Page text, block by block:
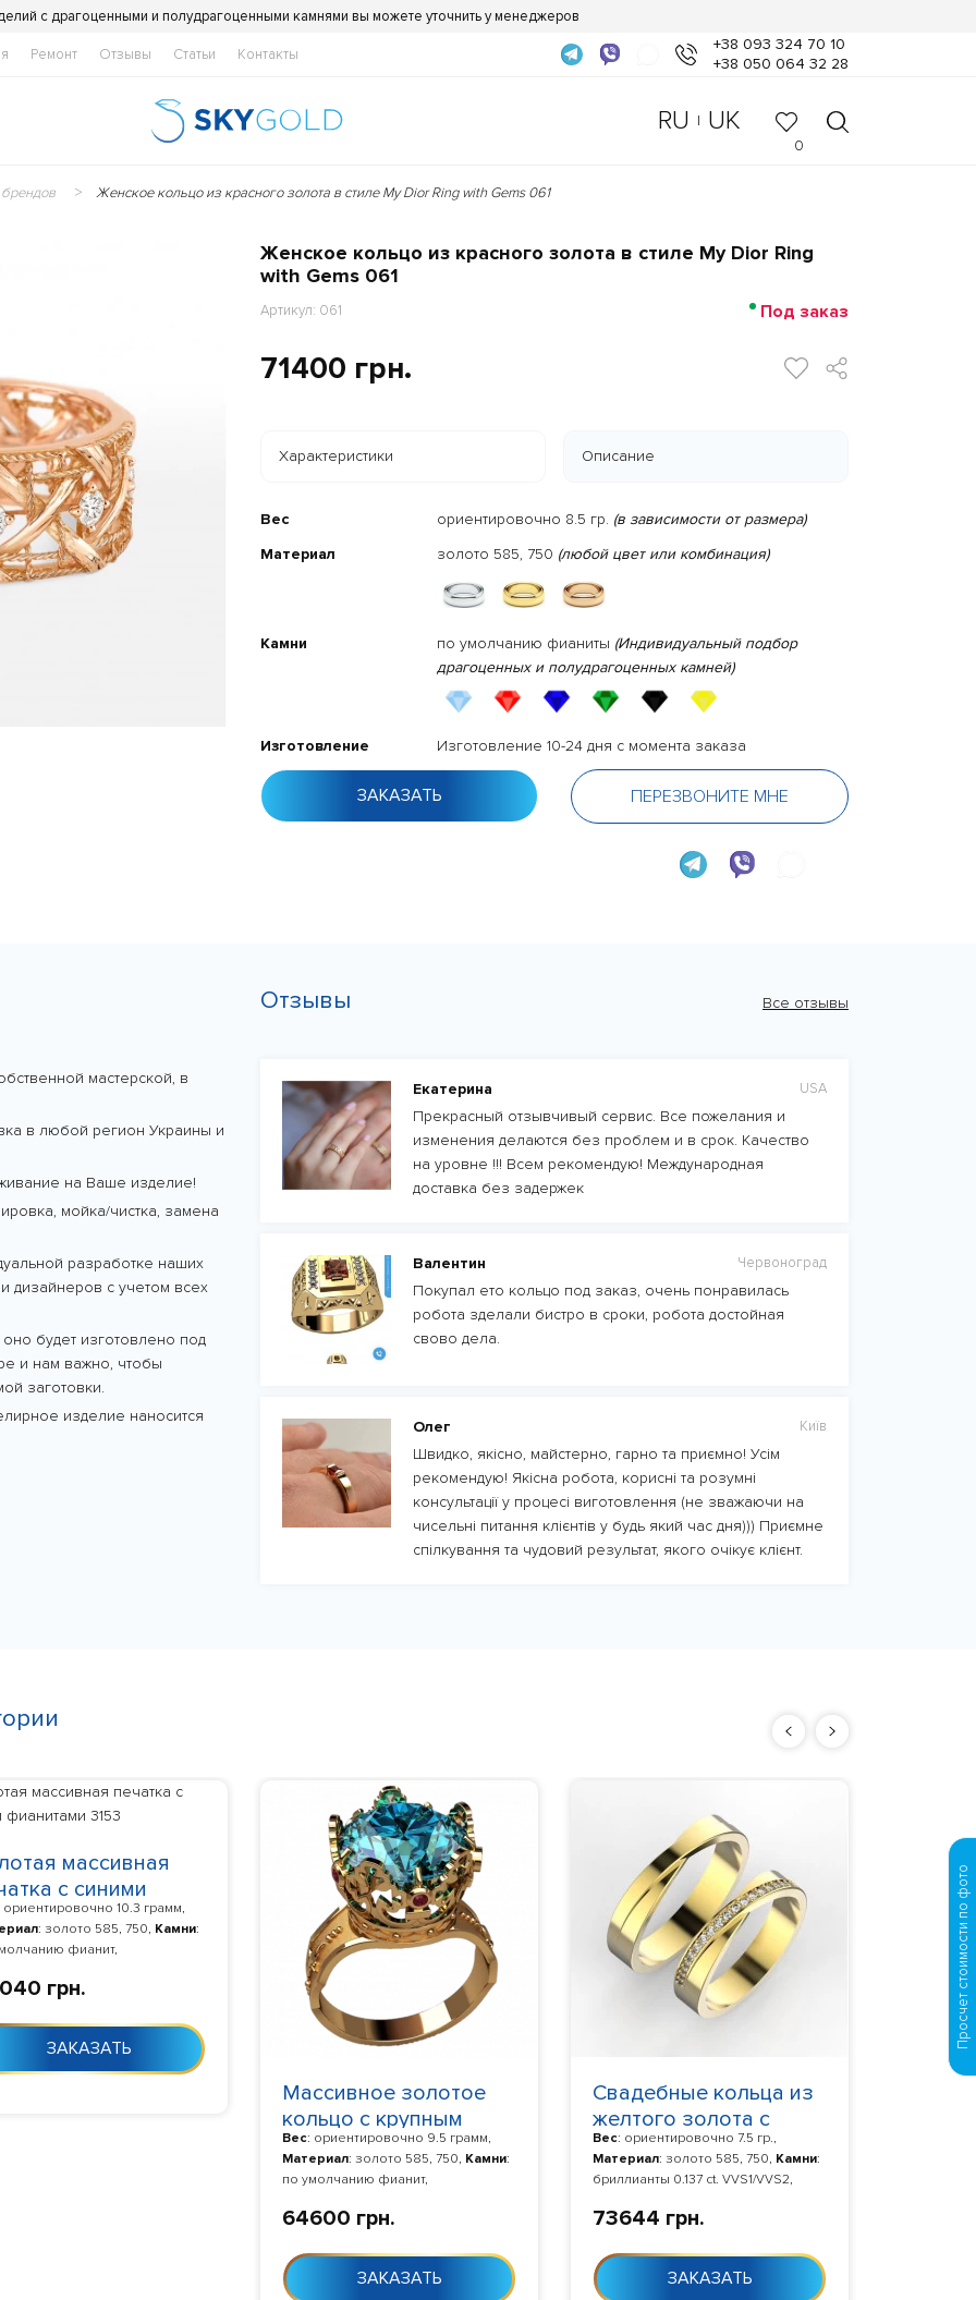
с драгоценными и полудрагоценными камнями вы можете уточнить у менеджеров
Ремонт Отзывы Статьи Контакты
+38 093 324 70 10
+38 050 064 32 28
RU | UK
0
Женское кольцо из красного золота в стиле My Dior Ring with Gems 061
Женское кольцо из красного золота в стиле My Dior Ring
with Gems 061
Артикул: 061 Под заказ
71400 грн.
Характеристики Описание
Вес ориентировочно 8.5 гр. (в зависимости от размера)
Материал
золото 585, 750 (любой цвет или комбинация)
Камни по умолчанию фианиты (Индивидуальный подбор
драгоценных и полудрагоценных камней)
Изготовление Изготовление 10-24 дня с момента заказа
ЗАКАЗАТЬ ПЕРЕЗВОНИТЕ МНЕ
мастерской, в
в любой регион Украины и
на Ваше изделие!
мойка/чистка, замена
разработке наших
дизайнеров с учетом всех
будет изготовлено под
и нам важно, чтобы
заготовки.
изделие наносится
Отзывы Все отзывы
Екатерина USA
Прекрасный отзывчивый сервис. Все пожелания и
изменения делаются без проблем и в срок. Качество
на уровне !!! Всем рекомендую! Международная
доставка без задержек
Валентин Червоноград
Покупал ето кольцо под заказ, очень понравилась
робота зделали бистро в сроки, робота достойная
свово дела.
Олег Київ
Швидко, якісно, майстерно, гарно та приємно! Усім
рекомендую! Якісна робота, корисні та розумні
консультації у процесі виготовлення (не зважаючи на
чисельні питання клієнтів у будь який час дня))) Приємне
спілкування та чудовий результат, якого очікує клієнт.
массивная
с синими
3153
ориентировочно 10.3 грамм,
: золото 585, 750, Камни:
фианит,
момента заказа
грн.
ЗАКАЗАТЬ
Массивное золотое
кольцо с крупным
голубым фианитом
3168
Вес: ориентировочно 9.5 грамм,
Материал: золото 585, 750, Камни:
по умолчанию фианит,
дня с момента заказа
64600 грн.
ЗАКАЗАТЬ
Свадебные кольца из
желтого золота с
бриллиантами 769781
Вес: ориентировочно 7.5 гр.,
Материал: золото 585, 750, Камни:
бриллианты 0.137 ct. VVS1/VVS2,
дня с момента заказа
73644 грн.
ЗАКАЗАТЬ
:
Материал:
дня с
66912
Просчет стоимости по фото